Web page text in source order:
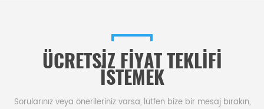
ÜCRETSIZ FIYAT TEKLIFI
ISTEMEK
Sorularınız veya önerileriniz varsa, lütfen bize bir mesaj bırakın,